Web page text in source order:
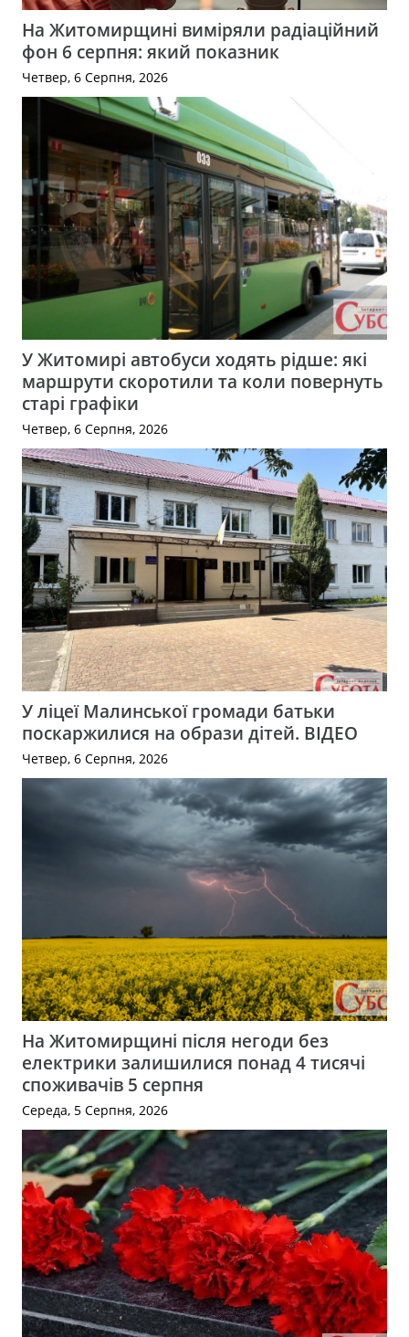
На Житомирщині виміряли радіаційний
фон 6 серпня: який показник
Четвер, 6 Серпня, 2026
У Житомирі автобуси ходять рідше: які
маршрути скоротили та коли повернуть
старі графіки
Четвер, 6 Серпня, 2026
У ліцеї Малинської громади батьки
поскаржилися на образи дітей. ВІДЕО
Четвер, 6 Серпня, 2026
На Житомирщині після негоди без
електрики залишилися понад 4 тисячі
споживачів 5 серпня
Середа, 5 Серпня, 2026